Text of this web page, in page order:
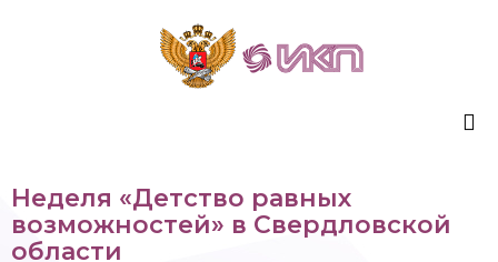
Неделя «Детство равных
возможностей» в Свердловской
области